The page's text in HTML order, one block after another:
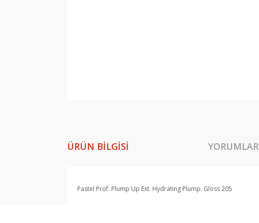
ÜRÜN BILGISI YORUMLAR
Pastel Prof. Plump Up Ext. Hydrating Plump. Gloss 205